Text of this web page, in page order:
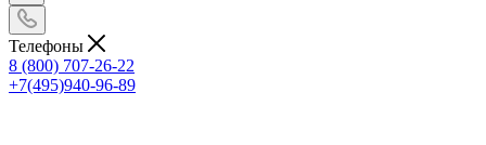
Телефоны
8 (800) 707-26-22
+7(495)940-96-89